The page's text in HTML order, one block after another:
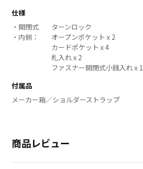
仕様
開閉式
ターンロック
内側：
オープンポケット x 2
カードポケット x 4
札入れ x 2
ファスナー開閉式小銭入れ x 1
付属品
メーカー箱／ショルダーストラップ
商品レビュー